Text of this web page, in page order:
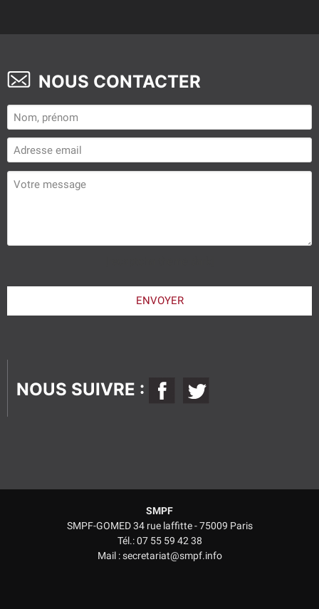
NOUS CONTACTER
ENVOYER
NOUS SUIVRE :
SMPF
SMPF-GOMED 34 rue laffitte - 75009 Paris
Tél.: 07 55 59 42 38
Mail : secretariat@smpf.info